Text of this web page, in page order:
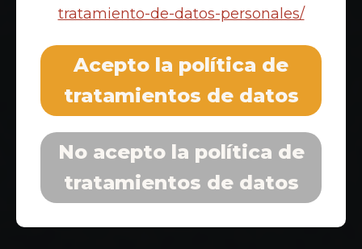
tratamiento-de-datos-personales/
Acepto la política de
tratamientos de datos
No acepto la política de
tratamientos de datos